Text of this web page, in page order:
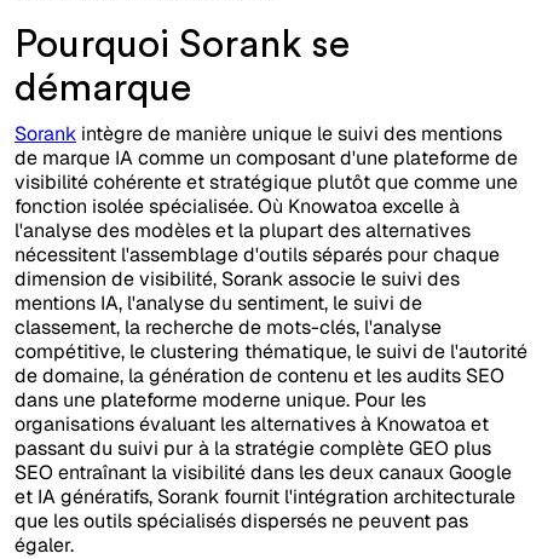
Pourquoi Sorank se
démarque
Sorank intègre de manière unique le suivi des mentions
de marque IA comme un composant d'une plateforme de
visibilité cohérente et stratégique plutôt que comme une
fonction isolée spécialisée. Où Knowatoa excelle à
l'analyse des modèles et la plupart des alternatives
nécessitent l'assemblage d'outils séparés pour chaque
dimension de visibilité, Sorank associe le suivi des
mentions IA, l'analyse du sentiment, le suivi de
classement, la recherche de mots-clés, l'analyse
compétitive, le clustering thématique, le suivi de l'autorité
de domaine, la génération de contenu et les audits SEO
dans une plateforme moderne unique. Pour les
organisations évaluant les alternatives à Knowatoa et
passant du suivi pur à la stratégie complète GEO plus
SEO entraînant la visibilité dans les deux canaux Google
et IA génératifs, Sorank fournit l'intégration architecturale
que les outils spécialisés dispersés ne peuvent pas
égaler.